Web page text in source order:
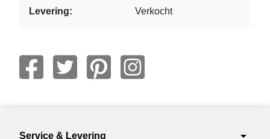
Levering: Verkocht
Service & Levering